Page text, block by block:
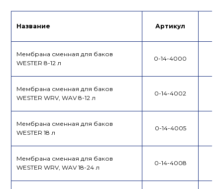
Название Артикул
Мембрана сменная для баков
WESTER 8-12 л
0-14-4000
Мембрана сменная для баков
WESTER WRV, WAV 8-12 л
0-14-4002
Мембрана сменная для баков
WESTER 18 л
0-14-4005
Мембрана сменная для баков
WESTER WRV, WAV 18-24 л
0-14-4008